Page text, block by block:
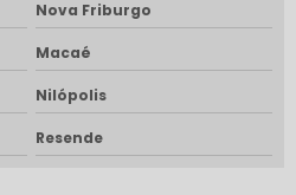
Nova Friburgo
Macaé
Nilópolis
Resende